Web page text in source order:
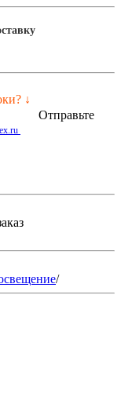
↓
Отправьте
/